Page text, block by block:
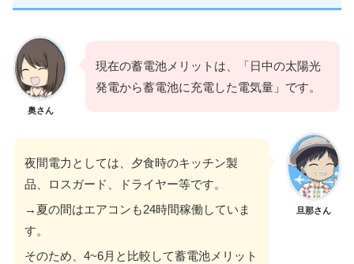
奥さん
現在の蓄電池メリットは、「日中の太陽光
発電から蓄電池に充電した電気量」です。
旦那さん
夜間電力としては、夕食時のキッチン製
品、ロスガード、ドライヤー等です。
→夏の間はエアコンも24時間稼働していま
す。
そのため、4~6月と比較して蓄電池メリット